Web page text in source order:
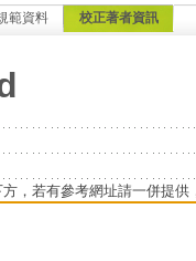
範資料 校正著者資訊
，若有參考網址請一併提供